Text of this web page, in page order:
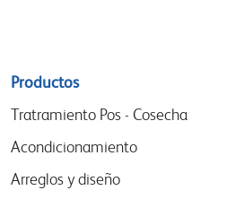
Sitemap
menu
Productos
Tratramiento Pos - Cosecha
Acondicionamiento
Arreglos y diseño